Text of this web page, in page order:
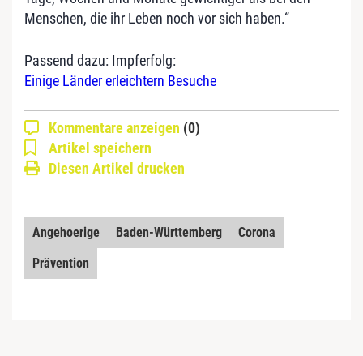
Menschen, die ihr Leben noch vor sich haben.“
Passend dazu: Impferfolg:
Einige Länder erleichtern Besuche
Kommentare anzeigen (0)
Artikel speichern
Diesen Artikel drucken
Angehoerige Baden-Württemberg
Corona
Prävention